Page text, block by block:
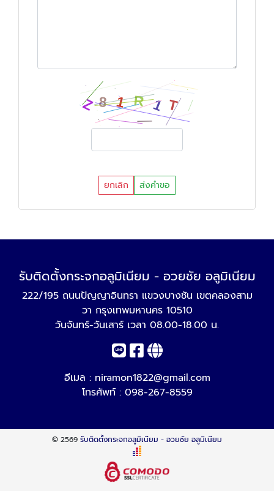
ยกเลิก ส่งคำขอ
รับติดตั้งกระจกอลูมิเนียม - อวยชัย อลูมิเนียม
222/195 ถนนปัญญาอินทรา แขวงบางชัน เขตคลองสาม
วา กรุงเทพมหานคร 10510
วันจันทร์-วันเสาร์ เวลา 08.00-18.00 น.
อีเมล : niramon1822@gmail.com
โทรศัพท์ : 098-267-8559
© 2569 รับติดตั้งกระจกอลูมิเนียม - อวยชัย อลูมิเนียม